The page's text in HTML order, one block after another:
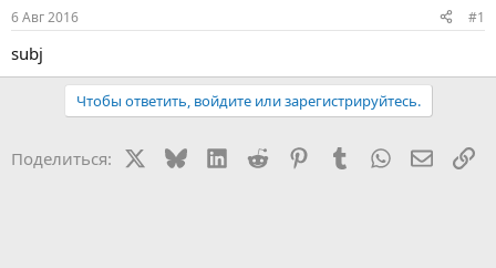
м
ы
а
6 Авг 2016 #1
subj
Чтобы ответить, войдите или зарегистрируйтесь.
Поделиться: BlueskyLinkedIn
Reddit PinterestTumblr WhatsApp